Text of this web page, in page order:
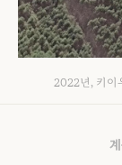
2022년, 키이